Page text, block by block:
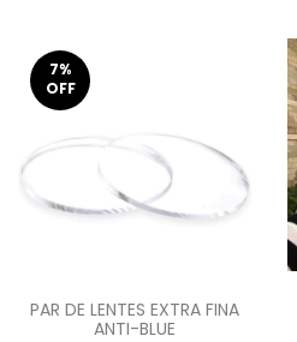
7%
OFF
PAR DE LENTES EXTRA FINA
ANTI-BLUE